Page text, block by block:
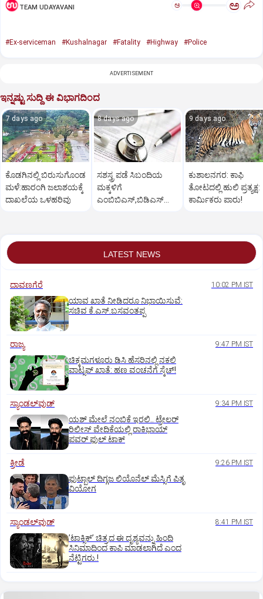
TEAM UDAYAVANI ಅ ಅ
#Ex-serviceman #Kushalnagar #Fatality #Highway #Police
ADVERTISEMENT
ಇನ್ನಷ್ಟು ಸುದ್ದಿ ಈ ವಿಭಾಗದಿಂದ
7 days ago
ಕೊಡಗಿನಲ್ಲಿ ಬಿರುಸುಗೊಂಡ
ಮಳೆ:ಹಾರಂಗಿ ಜಲಾಶಯಕ್ಕೆ
ದಾಖಲೆಯ ಒಳಹರಿವು
8 days ago
ಸಶಸ್ತ್ರ ಪಡೆ ಸಿಬಂದಿಯ
ಮಕ್ಕಳಿಗೆ
ಎಂಬಿಬಿಎಸ್‌,ಬಿಡಿಎಸ್‌
9 days ago
ಕುಶಾಲನಗರ: ಕಾಫಿ
ತೋಟದಲ್ಲಿ ಹುಲಿ ಪ್ರತ್ಯಕ್ಷ:
ಕಾರ್ಮಿಕರು ಪಾರು!
LATEST NEWS
ದಾವಣಗೆರೆ 10:02 PM IST
ಯಾವ ಖಾತೆ ನೀಡಿದರೂ ನಿಭಾಯಿಸುವೆ:
ಸಚಿವ ಕೆ.ಎಸ್.ಬಸವಂತಪ್ಪ
ರಾಜ್ಯ 9:47 PM IST
ಚಿಕ್ಕಮಗಳೂರು ಡಿಸಿ ಹೆಸರಿನಲ್ಲಿ ನಕಲಿ
ವಾಟ್ಸಪ್ ಖಾತೆ: ಹಣ ವಂಚನೆಗೆ ಸ್ಕೆಚ್!
ಸ್ಯಾಂಡಲ್‌ವುಡ್‌ 9:34 PM IST
ಯಶ್‌ ಮೇಲೆ ನಂಬಿಕೆ ಇರಲಿ.. ಟ್ರೇಲರ್‌
ರಿಲೀಸ್‌ ವೇದಿಕೆಯಲ್ಲಿ ರಾಕಿಭಾಯ್‌
ಪವರ್‌ ಫುಲ್‌ ಟಾಕ್
ಕ್ರೀಡೆ 9:26 PM IST
ಫುಟ್ಬಾಲ್ ದಿಗ್ಗಜ ಲಿಯೊನೆಲ್‌ ಮೆಸ್ಸಿಗೆ ಪಿತೃ
ವಿಯೋಗ
ಸ್ಯಾಂಡಲ್‌ವುಡ್‌ 8:41 PM IST
ʼಟಾಕ್ಸಿಕ್‌ʼ ಚಿತ್ರದ ಈ ದೃಶ್ಯವನ್ನು ಹಿಂದಿ
ಸಿನಿಮಾದಿಂದ ಕಾಪಿ ಮಾಡಲಾಗಿದೆ ಎಂದ
ನೆಟ್ಟಿಗರು.!